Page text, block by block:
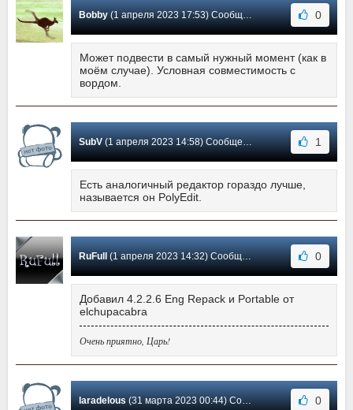
Bobby(1 апреля 2023 17:53) Сообщение #400 0
Может подвести в самый нужный момент (как в
моём случае). Условная совместимость с
вордом.
SubV(1 апреля 2023 14:58) Сообщение #399 1
Есть аналогичный редактор гораздо лучше,
называется он PolyEdit.
RuFull (1 апреля 2023 14:32) Сообщение #398 0
Добавил 4.2.2.6 Eng Repack и Portable от
elchupacabra
Очень приятно, Царь!
laradelous(31 марта 2023 00:44) Сообщение #397 0